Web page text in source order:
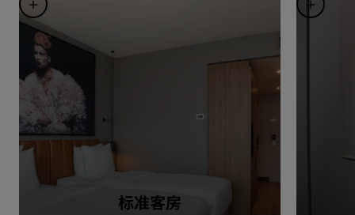
标准客房